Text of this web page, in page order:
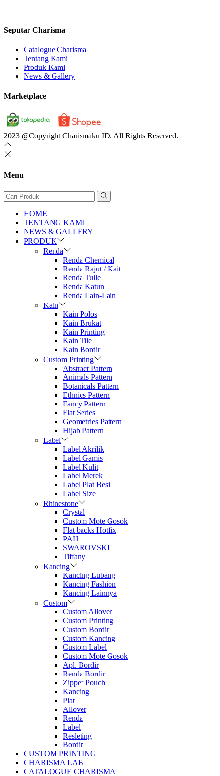
Seputar Charisma
Catalogue Charisma
Tentang Kami
Produk Kami
News & Gallery
Marketplace
2023 @Copyright Charismaku ID. All Rights Reserved.
Menu
HOME
TENTANG KAMI
NEWS & GALLERY
PRODUK
Renda
Renda Chemical
Renda Rajut / Kait
Renda Tulle
Renda Katun
Renda Lain-Lain
Kain
Kain Polos
Kain Brukat
Kain Printing
Kain Tile
Kain Bordir
Custom Printing
Abstract Pattern
Animals Pattern
Botanicals Pattern
Ethnics Pattern
Fancy Pattern
Flat Series
Geometries Pattern
Hijab Pattern
Label
Label Akrilik
Label Gamis
Label Kulit
Label Merek
Label Plat Besi
Label Size
Rhinestone
Crystal
Custom Mote Gosok
Flat backs Hotfix
PAH
SWAROVSKI
Tiffany
Kancing
Kancing Lubang
Kancing Fashion
Kancing Lainnya
Custom
Custom Allover
Custom Printing
Custom Bordir
Custom Kancing
Custom Label
Custom Mote Gosok
Apl. Bordir
Renda Bordir
Zipper Pouch
Kancing
Plat
Allover
Renda
Label
Resleting
Bordir
CUSTOM PRINTING
CHARISMA LAB
CATALOGUE CHARISMA